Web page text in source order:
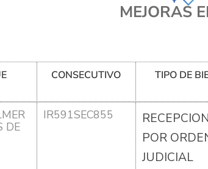
MEJORAS
CONSECUTIVO TIPO DE
DE
IR591SEC855
RECEPCION
POR
JUDICIAL